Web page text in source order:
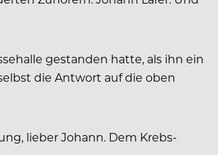
gestanden hatte, als ihn ein
die Antwort auf die oben
lieber Johann. Dem Krebs-